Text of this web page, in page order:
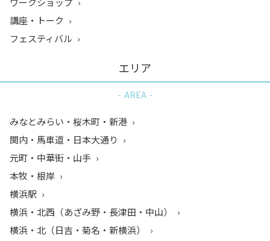
講座・トーク
フェスティバル
エリア
AREA
みなとみらい・桜木町・新港
関内・馬車道・日本大通り
元町・中華街・山手
本牧・根岸
横浜駅
横浜・北西（あざみ野・長津田・中山）
横浜・北（日吉・菊名・新横浜）